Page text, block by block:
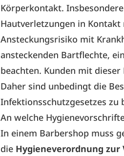
Körperkontakt.
Hautverletzungen in
Ansteckungsrisiko mit
ansteckenden Bartflechte,
beachten. Kunden mit
Daher sind unbedingt die
Infektionsschutzgesetzes zu
An welche
In einem Barbershop muss
die Hygiene­verordnung